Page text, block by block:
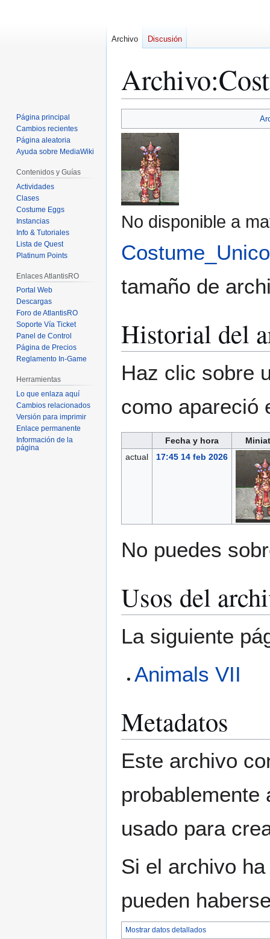
Archivo:
a
la
navegación
a
la
búsqueda
No disponible a
tamaño de
Historial del
Haz clic sobre
como apareció
Fecha y hora
actual
17:45 14 feb 2026
No puedes
Usos del
La siguiente
Animals VII
Metadatos
Este archivo
probablemente
usado para
Si el archivo
pueden
Mostrar datos detallados
Archivo Discusión
Página principal
Cambios recientes
Página aleatoria
Ayuda sobre MediaWiki
Contenidos y Guías
Actividades
Clases
Costume Eggs
Instancias
Info & Tutoriales
Lista de Quest
Platinum Points
Enlaces AtlantisRO
Portal Web
Descargas
Foro de AtlantisRO
Soporte Vía Ticket
Panel de Control
Página de Precios
Reglamento In-Game
Herramientas
Lo que enlaza aquí
Cambios relacionados
Versión para imprimir
Enlace permanente
Información de la
página